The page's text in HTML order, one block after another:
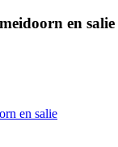
en salie
en salie